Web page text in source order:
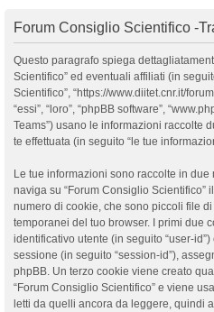
Forum Consiglio Scientifico -
Questo paragrafo spiega
Scientifico” ed eventuali affiliati (in
Scientifico”, “https://www.diitet.cnr.it/
“essi”, “loro”, “phpBB software”,
Teams”) usano le informazioni raccolte
te effettuata (in seguito “le tue
Le tue informazioni sono raccolte in
naviga su “Forum Consiglio Scientifico”
numero di cookie, che sono piccoli file
temporanei del tuo browser. I primi due
identificativo utente (in seguito “user-
sessione (in seguito “session-id”),
phpBB. Un terzo cookie viene creato
“Forum Consiglio Scientifico” e viene
letti da quelli ancora da leggere, quindi